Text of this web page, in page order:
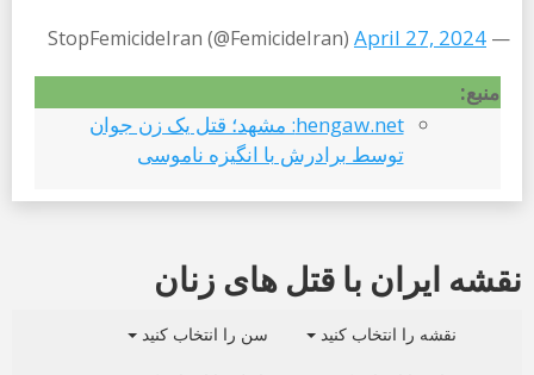
— StopFemicideIran (@FemicideIran)
April 27, 2024
منبع:
hengaw.net: مشهد؛ قتل یک زن جوان
توسط برادرش با انگیزه ناموسی
نقشه ایران با قتل های زنان